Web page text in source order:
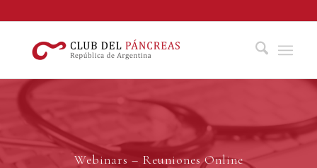
Webinars – Reuniones Online